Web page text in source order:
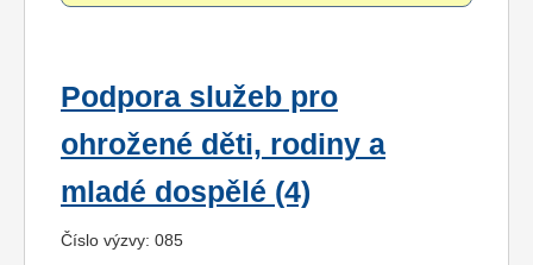
Podpora služeb pro
ohrožené děti, rodiny a
mladé dospělé (4)
Číslo výzvy: 085